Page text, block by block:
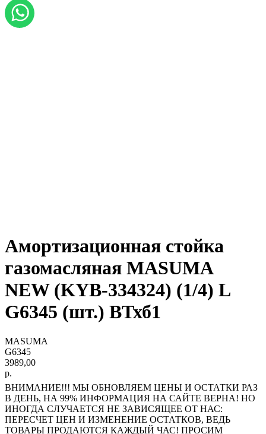
Амортизационная стойка
газомасляная MASUMA
NEW (KYB-334324) (1/4) L
G6345 (шт.) ВТхб1
MASUMA
G6345
3989,00
р.
ВНИМАНИЕ!!! МЫ ОБНОВЛЯЕМ ЦЕНЫ И ОСТАТКИ РАЗ
В ДЕНЬ, НА 99% ИНФОРМАЦИЯ НА САЙТЕ ВЕРНА! НО
ИНОГДА СЛУЧАЕТСЯ НЕ ЗАВИСЯЩЕЕ ОТ НАС:
ПЕРЕСЧЕТ ЦЕН И ИЗМЕНЕНИЕ ОСТАТКОВ, ВЕДЬ
ТОВАРЫ ПРОДАЮТСЯ КАЖДЫЙ ЧАС! ПРОСИМ